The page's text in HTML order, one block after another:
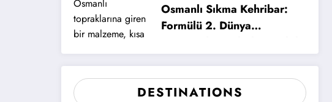
Osmanlı Sıkma Kehribar:
Formülü 2. Dünya
Nasıl Hâlâ Üretiliyor?
DESTINATIONS